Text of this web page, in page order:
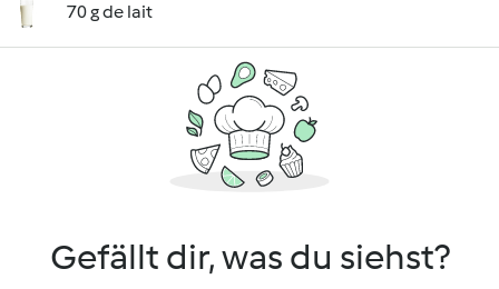
70 g de lait
Gefällt dir, was du siehst?